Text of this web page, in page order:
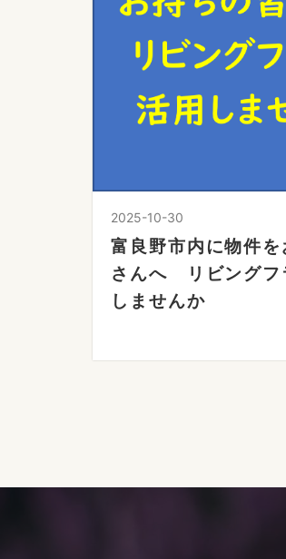
2025-10-30
富良野市内に物件
さんへ リビングフ
しませんか